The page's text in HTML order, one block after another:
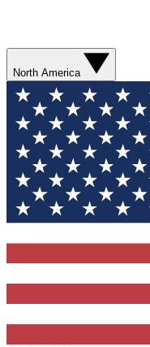
North America